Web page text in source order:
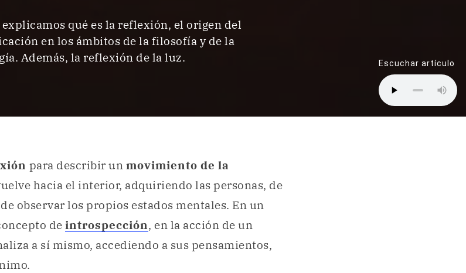
qué es la reflexión, el origen del
en los ámbitos de la filosofía y de la
Además, la reflexión de la luz.
Escuchar artículo
para describir un movimiento de la
hacia el interior, adquiriendo las personas, de
observar los propios estados mentales. En un
de introspección, en la acción de un
a sí mismo, accediendo a sus pensamientos,